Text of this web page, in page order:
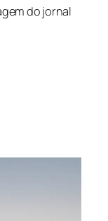
do jornal